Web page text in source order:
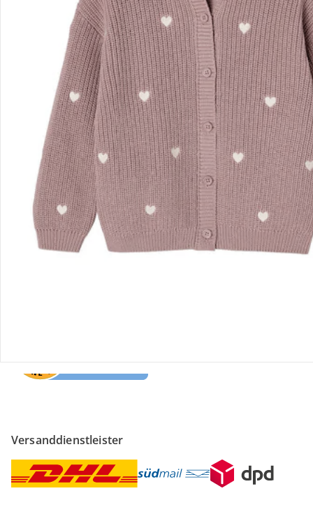
Gutscheine & Aktionen
Kontakt & Service
Filialen & Beratung
Unternehmen
Sicher & flexibel bezahlen
Versanddienstleister